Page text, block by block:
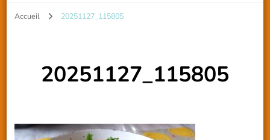
Accueil 20251127_115805
20251127_115805